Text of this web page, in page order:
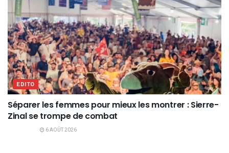
EDITO
Séparer les femmes pour mieux les montrer : Sierre-
Zinal se trompe de combat
6 AOÛT 2026